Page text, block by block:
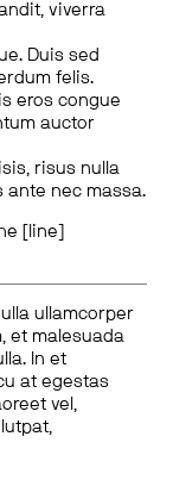
viverra
Duis sed
felis.
eros congue
auctor
risus nulla
ante nec massa.
[line]
ullamcorper
et malesuada
In et
at egestas
vel,